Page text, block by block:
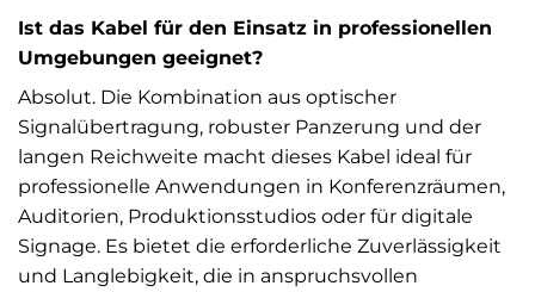
Ist das Kabel für den Einsatz in professionellen
Umgebungen geeignet?
Absolut. Die Kombination aus optischer
Signalübertragung, robuster Panzerung und der
langen Reichweite macht dieses Kabel ideal für
professionelle Anwendungen in Konferenzräumen,
Auditorien, Produktionsstudios oder für digitale
Signage. Es bietet die erforderliche Zuverlässigkeit
und Langlebigkeit, die in anspruchsvollen